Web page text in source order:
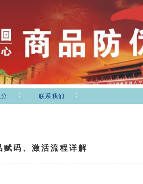
联系我们
赋码、激活流程详解